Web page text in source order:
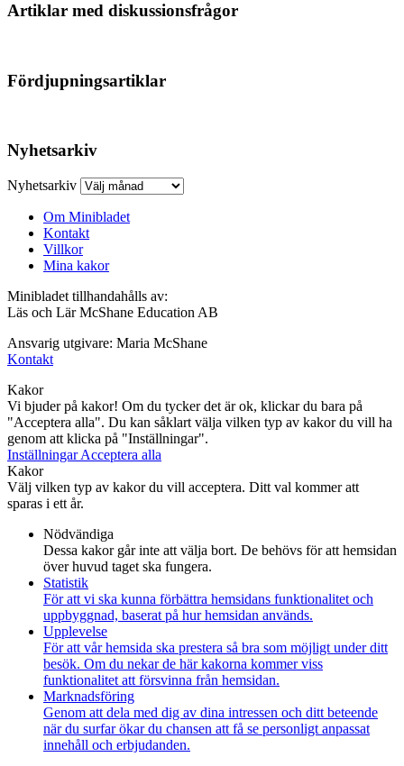
Artiklar med diskussionsfrågor
Fördjupningsartiklar
Nyhetsarkiv
Nyhetsarkiv
Om Minibladet
Kontakt
Villkor
Mina kakor
Minibladet tillhandahålls av:
Läs och Lär McShane Education AB
Ansvarig utgivare: Maria McShane
Kontakt
Kakor
Vi bjuder på kakor! Om du tycker det är ok, klickar du bara på
"Acceptera alla". Du kan såklart välja vilken typ av kakor du vill ha
genom att klicka på "Inställningar".
InställningarAcceptera alla
Kakor
Välj vilken typ av kakor du vill acceptera. Ditt val kommer att
sparas i ett år.
Nödvändiga
Dessa kakor går inte att välja bort. De behövs för att hemsidan
över huvud taget ska fungera.
Statistik
För att vi ska kunna förbättra hemsidans funktionalitet och
uppbyggnad, baserat på hur hemsidan används.
Upplevelse
För att vår hemsida ska prestera så bra som möjligt under ditt
besök. Om du nekar de här kakorna kommer viss
funktionalitet att försvinna från hemsidan.
Marknadsföring
Genom att dela med dig av dina intressen och ditt beteende
när du surfar ökar du chansen att få se personligt anpassat
innehåll och erbjudanden.